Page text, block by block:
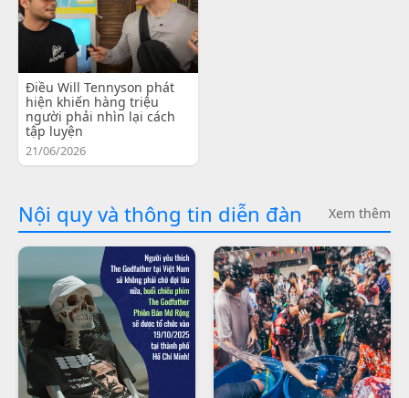
Điều Will Tennyson phát
hiện khiến hàng triệu
người phải nhìn lại cách
tập luyện
21/06/2026
Nội quy và thông tin diễn đàn Xem thêm